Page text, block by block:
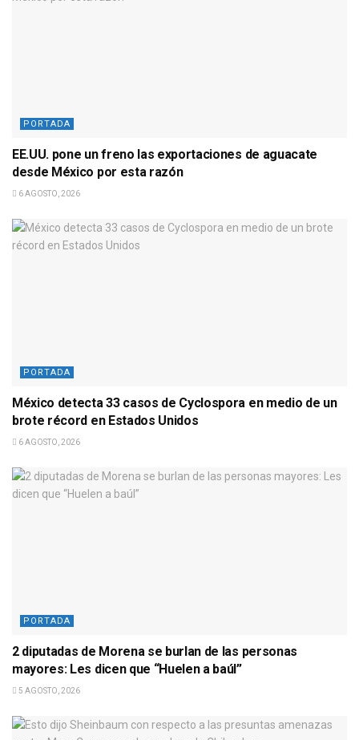
PORTADA
EE.UU. pone un freno las exportaciones de aguacate
desde México por esta razón
6 AGOSTO, 2026
PORTADA
México detecta 33 casos de Cyclospora en medio de un
brote récord en Estados Unidos
6 AGOSTO, 2026
PORTADA
2 diputadas de Morena se burlan de las personas
mayores: Les dicen que “Huelen a baúl”
5 AGOSTO, 2026